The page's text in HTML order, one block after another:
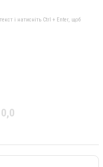
і натисніть Ctrl + Enter, щоб
0,0